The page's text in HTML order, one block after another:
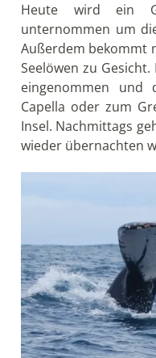
Heute wird ein
unternommen um
Außerdem bekommt
Seelöwen zu
eingenommen und
Capella oder zum
Insel. Nachmittags
wieder übernachten